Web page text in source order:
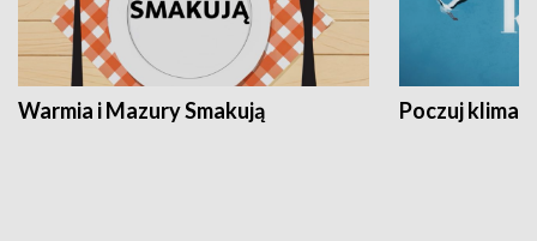
Warmia i Mazury Smakują Poczuj klimat